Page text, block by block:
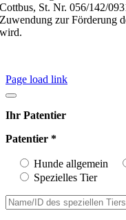
Cottbus, St. Nr. 056/142/
Zuwendung zur Förderung
wird.
Page load link
Ihr Patentier
Patentier *
Hunde allgemein
Spezielles Tier